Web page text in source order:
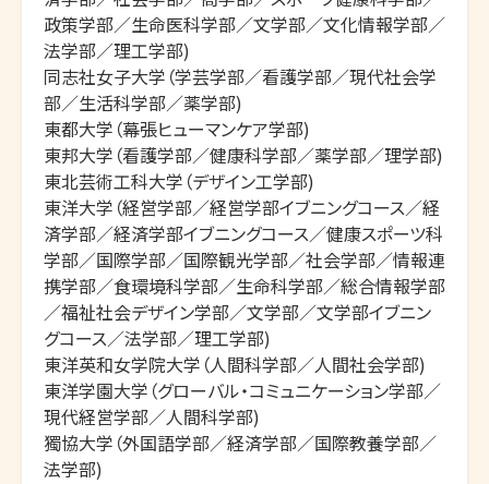
政策学部／生命医科学部／文学部／文化情報学部／
法学部／理工学部)
同志社女子大学（学芸学部／看護学部／現代社会学
部／生活科学部／薬学部)
東都大学（幕張ヒューマンケア学部)
東邦大学（看護学部／健康科学部／薬学部／理学部)
東北芸術工科大学（デザイン工学部)
東洋大学（経営学部／経営学部イブニングコース／経
済学部／経済学部イブニングコース／健康スポーツ科
学部／国際学部／国際観光学部／社会学部／情報連
携学部／食環境科学部／生命科学部／総合情報学部
／福祉社会デザイン学部／文学部／文学部イブニン
グコース／法学部／理工学部)
東洋英和女学院大学（人間科学部／人間社会学部)
東洋学園大学（グローバル・コミュニケーション学部／
現代経営学部／人間科学部)
獨協大学（外国語学部／経済学部／国際教養学部／
法学部)